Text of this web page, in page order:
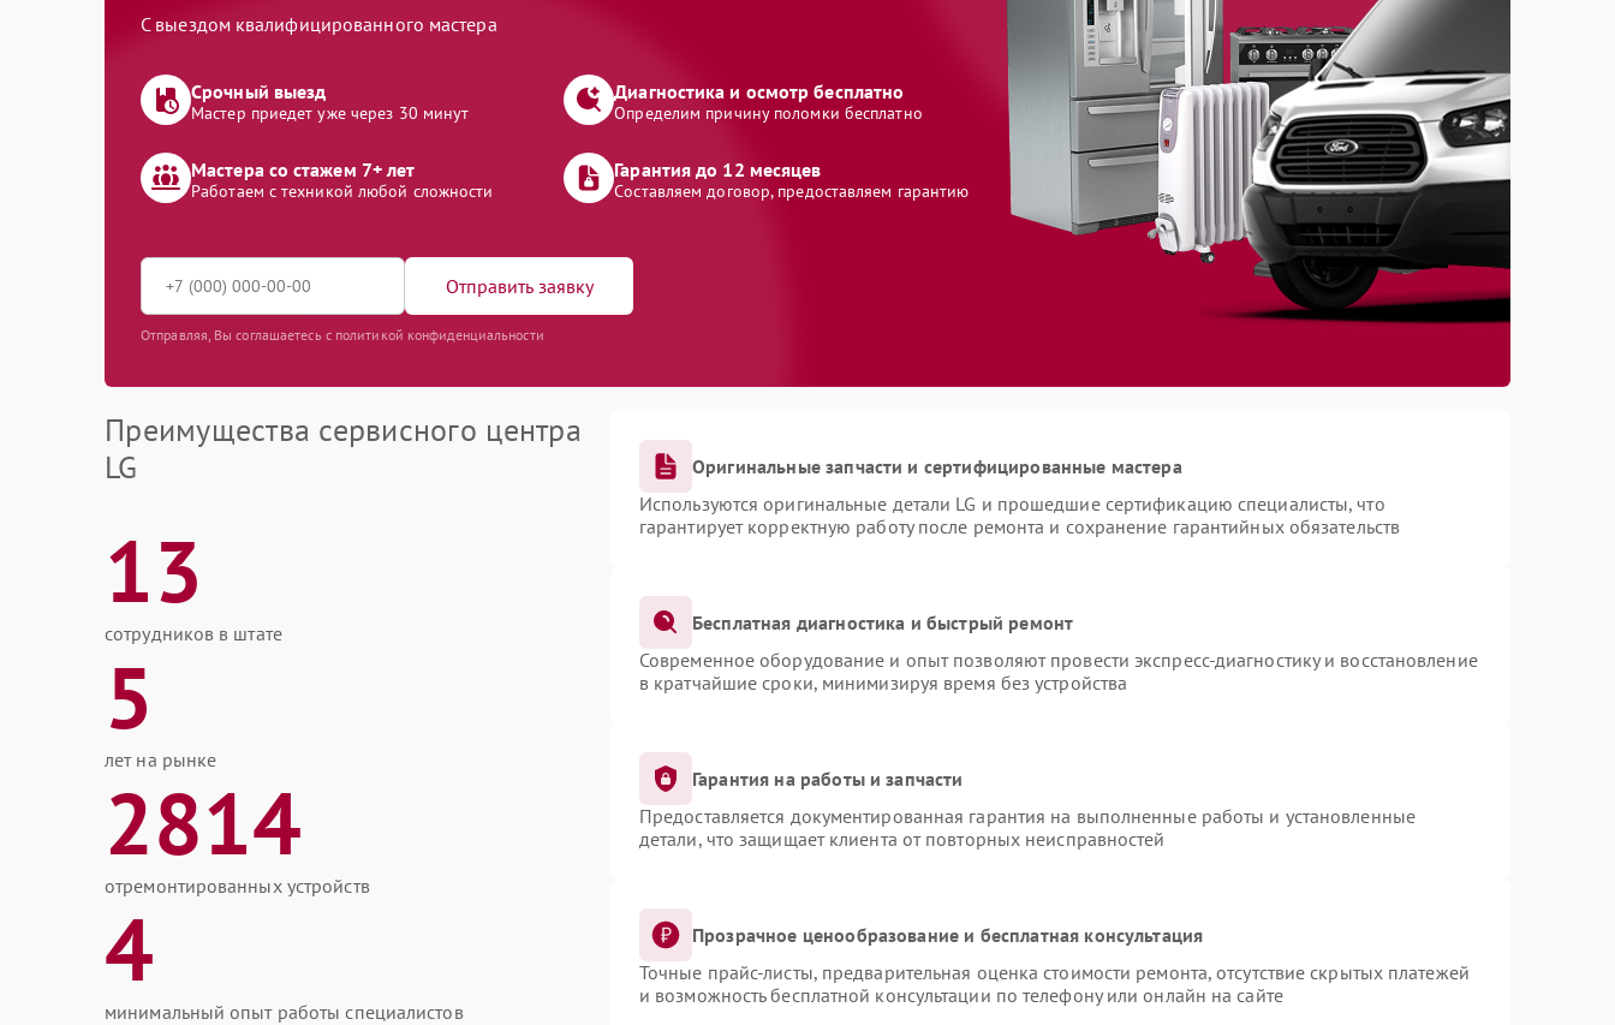
С выездом квалифицированного мастера
Срочный выезд
Мастер приедет уже через 30 минут
Диагностика и осмотр бесплатно
Определим причину поломки бесплатно
Мастера со стажем 7+ лет
Работаем с техникой любой сложности
Гарантия до 12 месяцев
Составляем договор, предоставляем гарантию
Отправить заявку
Отправляя, Вы соглашаетесь с политикой конфиденциальности
Преимущества сервисного центра
LG
13
сотрудников в штате
5
лет на рынке
2814
отремонтированных устройств
4
минимальный опыт работы специалистов
Оригинальные запчасти и сертифицированные мастера
Используются оригинальные детали LG и прошедшие сертификацию специалисты, что
гарантирует корректную работу после ремонта и сохранение гарантийных обязательств
Бесплатная диагностика и быстрый ремонт
Современное оборудование и опыт позволяют провести экспресс-диагностику и восстановление
в кратчайшие сроки, минимизируя время без устройства
Гарантия на работы и запчасти
Предоставляется документированная гарантия на выполненные работы и установленные
детали, что защищает клиента от повторных неисправностей
Прозрачное ценообразование и бесплатная консультация
Точные прайс-листы, предварительная оценка стоимости ремонта, отсутствие скрытых платежей
и возможность бесплатной консультации по телефону или онлайн на сайте